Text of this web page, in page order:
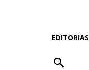
EDITORIAS